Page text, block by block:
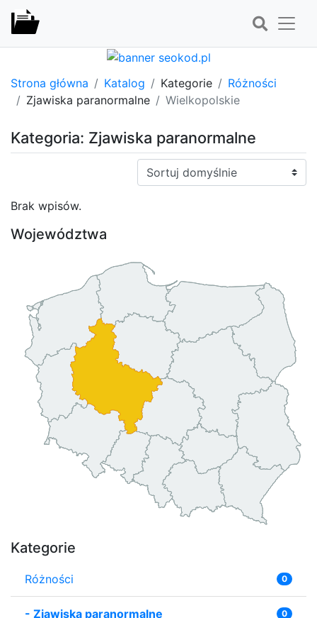
Strona główna Katalog Kategorie
Różności
Zjawiska paranormalne
Wielkopolskie
Kategoria: Zjawiska paranormalne
Sortuj:
Brak wpisów.
Województwa
Kategorie
Różności 0
- Zjawiska paranormalne 0